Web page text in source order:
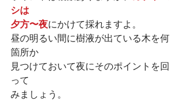
シは
夕方〜夜にかけて採れますよ。
昼の明るい間に樹液が出ている木を何
箇所か
見つけておいて夜にそのポイントを回
って
みましょう。